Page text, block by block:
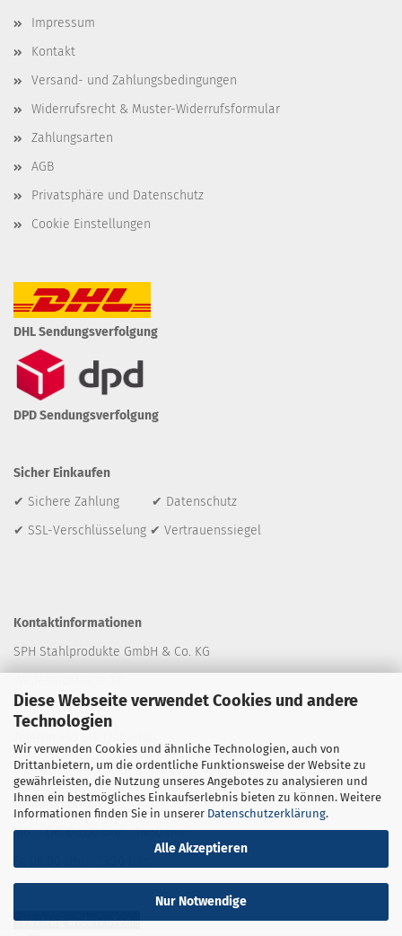
Diese Webseite verwendet Cookies und andere
Technologien
Wir verwenden Cookies und ähnliche Technologien, auch von
Drittanbietern, um die ordentliche Funktionsweise der Website zu
gewährleisten, die Nutzung unseres Angebotes zu analysieren und
Ihnen ein bestmögliches Einkaufserlebnis bieten zu können. Weitere
Informationen finden Sie in unserer Datenschutzerklärung.
Alle Akzeptieren
Nur Notwendige
Impressum
Kontakt
Versand- und Zahlungsbedingungen
Widerrufsrecht & Muster-Widerrufsformular
Zahlungsarten
AGB
Privatsphäre und Datenschutz
Cookie Einstellungen
DHL Sendungsverfolgung
DPD Sendungsverfolgung
Sicher Einkaufen
✔ Sichere Zahlung ✔ Datenschutz
✔ SSL-Verschlüsselung ✔ Vertrauenssiegel
Kontaktinformationen
SPH Stahlprodukte GmbH & Co. KG
30161 Hannover
E-Mail: shop@stahlprodukte.com
Öffnungszeiten
Mo. - Do. 08:00 Uhr - 16:30 Uhr
Vertrag widerrufen